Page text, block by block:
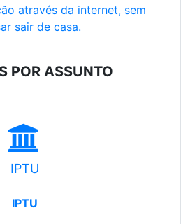
através da internet, sem
sair de casa.
POR ASSUNTO
IPTU
IPTU